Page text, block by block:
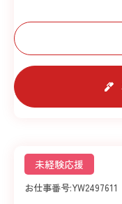
未経験応援
お仕事番号:YW2497611